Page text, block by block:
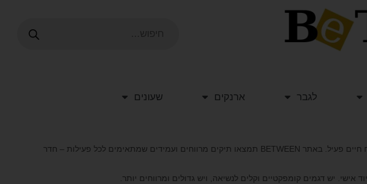
לגבר ארנקים שעונים
תיקי אימון וספורט הם פתרון נוח למי שחי באורח חיים פעיל. באתר BETWEEN תמצאו תיקים מרווחים ועמידים שמתאימים לכל פעילות – חדר
אישי. יש דגמים קומפקטיים וקלים לנשיאה, ויש גדולים ומרווחים יותר.